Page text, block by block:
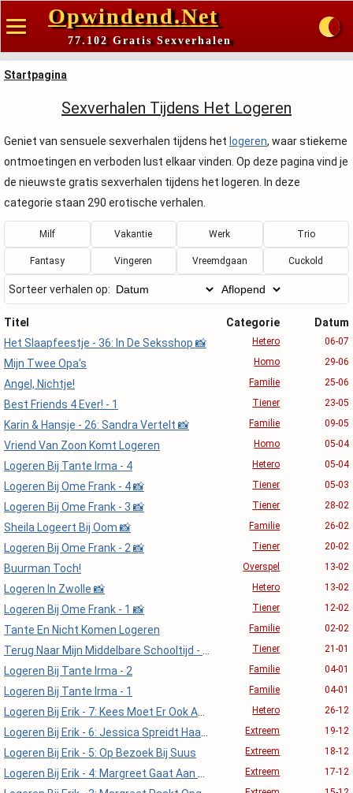
Opwindend.Net
77.102 Gratis Sexverhalen
Startpagina
Sexverhalen Tijdens Het Logeren
Geniet van sensuele sexverhalen tijdens het logeren, waar stiekeme
ontmoetingen en verboden lust elkaar vinden. Op deze pagina vind je
de nieuwste gratis sexverhalen tijdens het logeren. In deze
categorie staan 290 erotische verhalen.
Milf Vakantie Werk Trio
Fantasy Vingeren Vreemdgaan Cuckold
Sorteer verhalen op:
Titel Categorie
Datum
Het Slaapfeestje - 36: In De Seksshop 📸
Hetero 06-07
Mijn Twee Opa's Homo 29-06
Angel, Nichtje! Familie 25-06
Best Friends 4 Ever! - 1 Tiener 23-05
Karin & Hansje - 26: Sandra Vertelt 📸 Familie 09-05
Vriend Van Zoon Komt Logeren Homo 05-04
Logeren Bij Tante Irma - 4 Hetero 05-04
Logeren Bij Ome Frank - 4 📸 Tiener 05-03
Logeren Bij Ome Frank - 3 📸 Tiener 28-02
Sheila Logeert Bij Oom 📸 Familie 26-02
Logeren Bij Ome Frank - 2 📸 Tiener 20-02
Buurman Toch! Overspel 13-02
Logeren In Zwolle 📸 Hetero 13-02
Logeren Bij Ome Frank - 1 📸 Tiener 12-02
Tante En Nicht Komen Logeren Familie 02-02
Tiener 21-01
Logeren Bij Tante Irma - 2 Familie 04-01
Logeren Bij Tante Irma - 1 Familie 04-01
Hetero 26-12
Extreem 19-12
Logeren Bij Erik - 5: Op Bezoek Bij Suus Extreem 18-12
Extreem 17-12